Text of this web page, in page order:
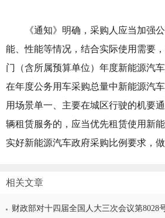
《通知》明确，采购人应当加强公
能、性能等情况，结合实际使用需要
门（含所属预算单位）年度新能源汽
在年度公务用车采购总量中新能源汽
用场景单一、主要在城区行驶的机要
辆租赁服务的，应当优先租赁使用新
实好新能源汽车政府采购比例要求，
相关文章
财政部对十四届全国人大三次会议第8028